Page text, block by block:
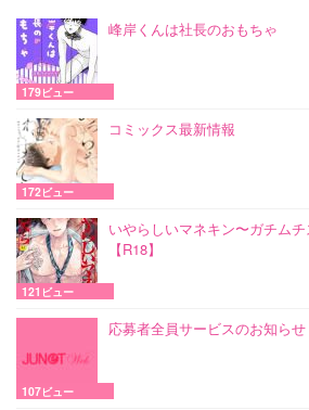
峰岸くんは社長のおもちゃ
179ビュー
コミックス最新情報
172ビュー
いやらしいマネキン〜ガチム
【R18】
121ビュー
応募者全員サービスのお知らせ
107ビュー